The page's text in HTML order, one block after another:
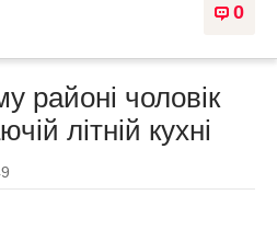
0
районі чоловік
літній кухні